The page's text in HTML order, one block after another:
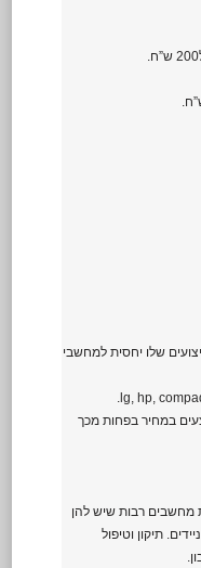
שלו יחסית למחשבי
במחיר בפחות מכך
מחשבים רבות שיש להן
תיקון וטיפול